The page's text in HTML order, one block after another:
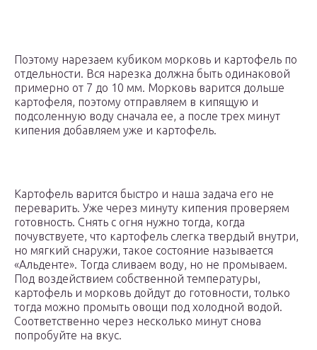
Поэтому нарезаем кубиком морковь и картофель по
отдельности. Вся нарезка должна быть одинаковой
примерно от 7 до 10 мм. Морковь варится дольше
картофеля, поэтому отправляем в кипящую и
подсоленную воду сначала ее, а после трех минут
кипения добавляем уже и картофель.
Картофель варится быстро и наша задача его не
переварить. Уже через минуту кипения проверяем
готовность. Снять с огня нужно тогда, когда
почувствуете, что картофель слегка твердый внутри,
но мягкий снаружи, такое состояние называется
«Альденте». Тогда сливаем воду, но не промываем.
Под воздействием собственной температуры,
картофель и морковь дойдут до готовности, только
тогда можно промыть овощи под холодной водой.
Соответственно через несколько минут снова
попробуйте на вкус.